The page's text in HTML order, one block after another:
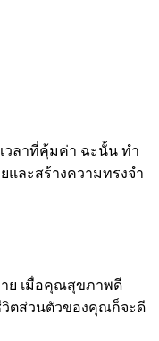
วลาที่คุ้มค่า ฉะนั้น ทำ
และสร้างความทรงจำ
ย เมื่อคุณสุขภาพดี
วิตส่วนตัวของคุณก็จะดี